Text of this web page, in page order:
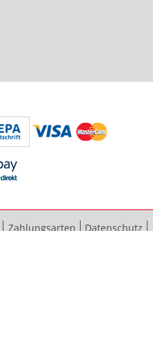
Zahlungsarten
Datenschutz